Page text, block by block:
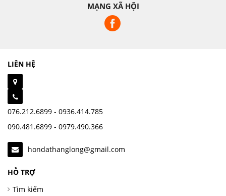
MẠNG XÃ HỘI
LIÊN HỆ
076.212.6899 - 0936.414.785
090.481.6899 - 0979.490.366
hondathanglong@gmail.com
HỖ TRỢ
Tìm kiếm